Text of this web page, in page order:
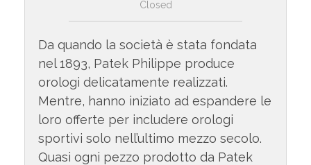
Closed
Da quando la società è stata fondata
nel 1893, Patek Philippe produce
orologi delicatamente realizzati.
Mentre, hanno iniziato ad espandere le
loro offerte per includere orologi
sportivi solo nell’ultimo mezzo secolo.
Quasi ogni pezzo prodotto da Patek